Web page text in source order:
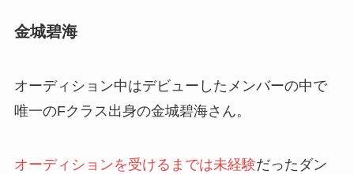
金城碧海
オーディション中はデビューしたメンバーの中で
唯一のFクラス出身の金城碧海さん。
オーディションを受けるまでは未経験だったダン